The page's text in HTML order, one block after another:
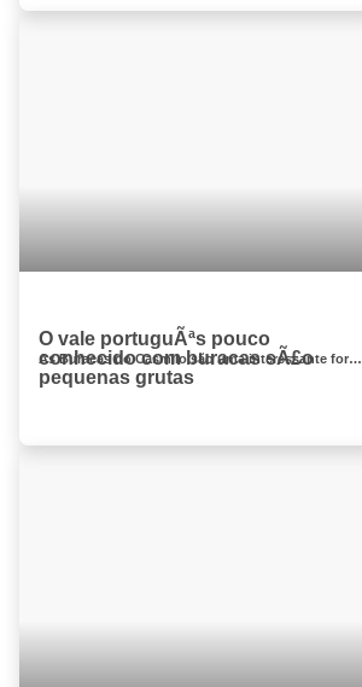
O vale portuguÃªs pouco
conhecido com buracas sÃ£o
pequenas grutas
As Buracas do Casmilo são uma interessante formação geológica que pode ser visitada no concelho de Condeixa-a-Nova, fregue...